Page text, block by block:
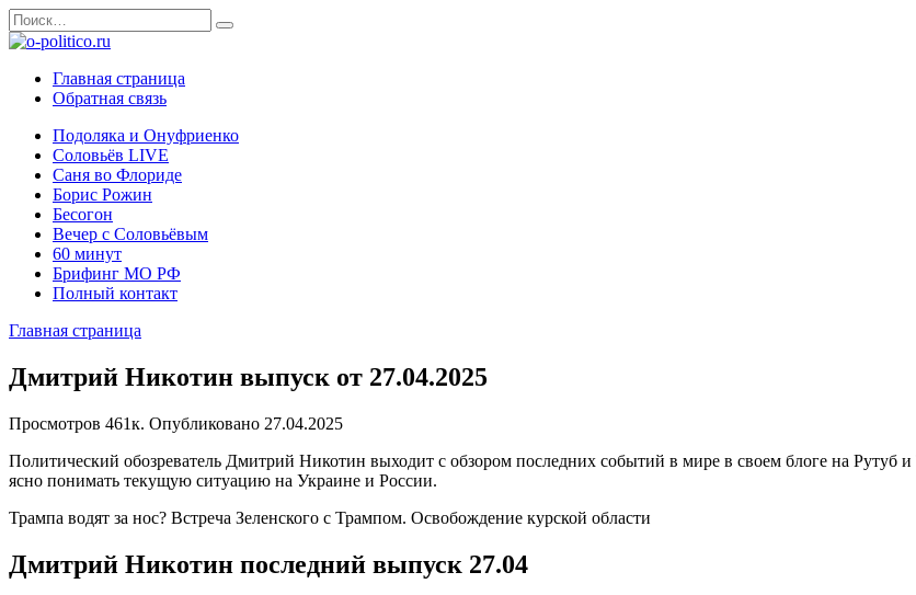
Перейти
к
содержанию
Search
for:
Главная страница
Обратная связь
Подоляка и Онуфриенко
Соловьёв LIVE
Саня во Флориде
Борис Рожин
Бесогон
Вечер с Соловьёвым
60 минут
Брифинг МО РФ
Полный контакт
Главная страница
Дмитрий Никотин выпуск от 27.04.2025
Просмотров 461к. Опубликовано 27.04.2025
Политический обозреватель Дмитрий Никотин выходит с обзором последних событий в мире в своем блоге на Рутуб
ясно понимать текущую ситуацию на Украине и России.
Трампа водят за нос? Встреча Зеленского с Трампом. Освобождение курской области
Дмитрий Никотин последний выпуск 27.04